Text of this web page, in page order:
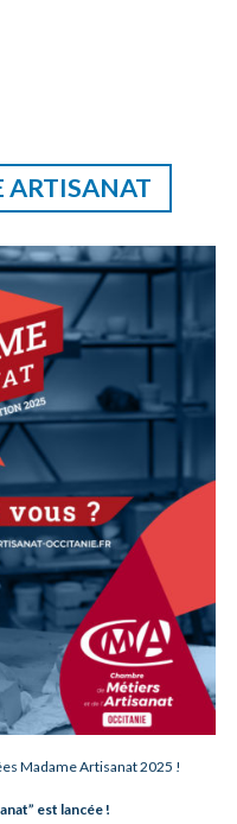
ARTISANAT
Madame Artisanat 2025 !
est lancée !